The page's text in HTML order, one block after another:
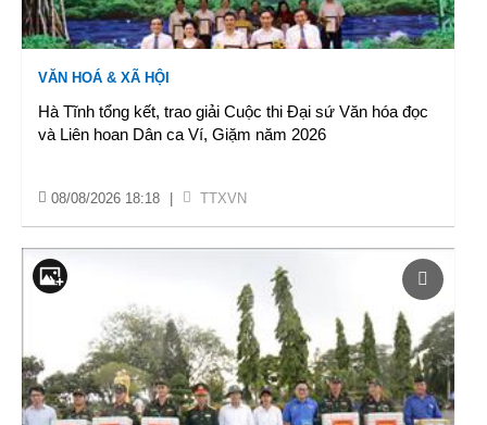
VĂN HOÁ & XÃ HỘI
Hà Tĩnh tổng kết, trao giải Cuộc thi Đại sứ Văn hóa đọc
và Liên hoan Dân ca Ví, Giặm năm 2026
08/08/2026 18:18 TTXVN